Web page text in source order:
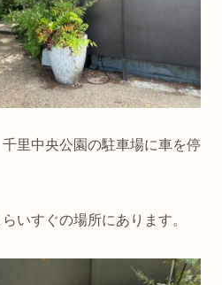
里中央公園の駐車場に車を停
いすぐの場所にあります。